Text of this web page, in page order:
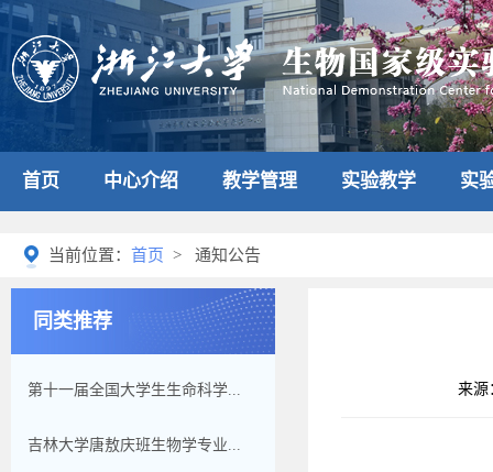
首页 中心介绍 教学管理 实验教学 实
当前位置： 首页 > 通知公告
同类推荐
第十一届全国大学生生命科学...
吉林大学唐敖庆班生物学专业...
来源